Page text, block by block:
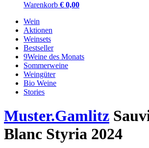
Warenkorb € 0,00
Wein
Aktionen
Weinsets
Bestseller
9Weine des Monats
Sommerweine
Weingüter
Bio Weine
Stories
Muster.Gamlitz
Blanc Styria 2024